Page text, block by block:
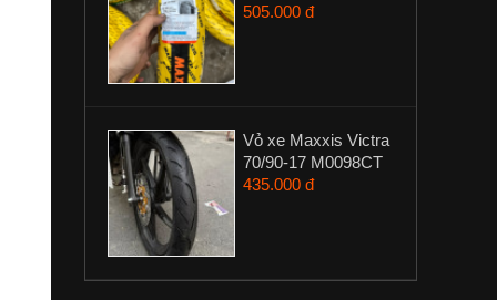
505.000 đ
Vỏ xe Maxxis Victra
70/90-17 M0098CT
435.000 đ